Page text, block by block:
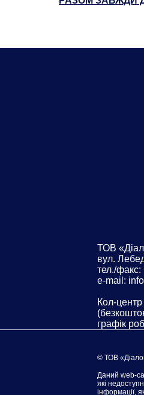
ТОВ
вул.
тел./факс:
e-mail:
Кол-
графік
© ТОВ
Даний web-
які
інформації,